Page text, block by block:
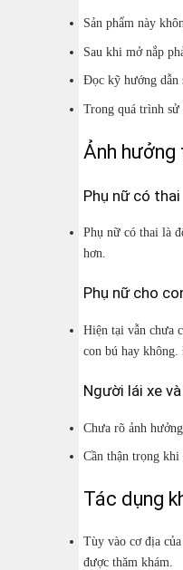
Sản phẩm này
Sau khi mở nắp
Đọc kỹ hướng dẫn
Trong quá trình sử
Ảnh
Phụ nữ có thai
Phụ nữ có thai là
hơn.
Phụ nữ cho
Hiện tại vẫn chưa
con bú hay không.
Người lái xe
Chưa rõ ảnh
Cần thận trọng khi
Tác dụng
Tùy vào cơ địa
được thăm khám.